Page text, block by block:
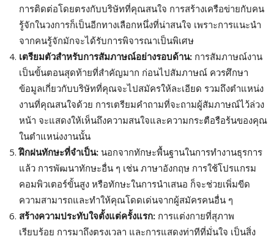
การติดต่อโดยตรงกับบริษัทที่คุณสนใจ การสร้างเครือข่ายกับคน
รู้จักในวงการก็เป็นอีกทางเลือกหนึ่งที่น่าสนใจ เพราะการแนะนำ
จากคนรู้จักมักจะได้รับการพิจารณาเป็นพิเศษ
เตรียมตัวสำหรับการสัมภาษณ์อย่างรอบด้าน: การสัมภาษณ์งาน
เป็นขั้นตอนสุดท้ายที่สำคัญมาก ก่อนไปสัมภาษณ์ ควรศึกษา
ข้อมูลเกี่ยวกับบริษัทที่คุณจะไปสมัครให้ละเอียด รวมถึงตำแหน่ง
งานที่คุณสนใจด้วย การเตรียมคำถามที่จะถามผู้สัมภาษณ์ไว้ล่วง
หน้า จะแสดงให้เห็นถึงความสนใจและความกระตือรือร้นของคุณ
ในตำแหน่งงานนั้น
ฝึกฝนทักษะที่จำเป็น: นอกจากทักษะพื้นฐานในการทำงานธุรการ
แล้ว การพัฒนาทักษะอื่น ๆ เช่น ภาษาอังกฤษ การใช้โปรแกรม
คอมพิวเตอร์ขั้นสูง หรือทักษะในการนำเสนอ ก็จะช่วยเพิ่มขีด
ความสามารถและทำให้คุณโดดเด่นจากผู้สมัครคนอื่น ๆ
สร้างความประทับใจตั้งแต่ครั้งแรก: การแต่งกายที่สุภาพ
เรียบร้อย การมาถึงตรงเวลา และการแสดงท่าทีที่มั่นใจ เป็นสิ่ง